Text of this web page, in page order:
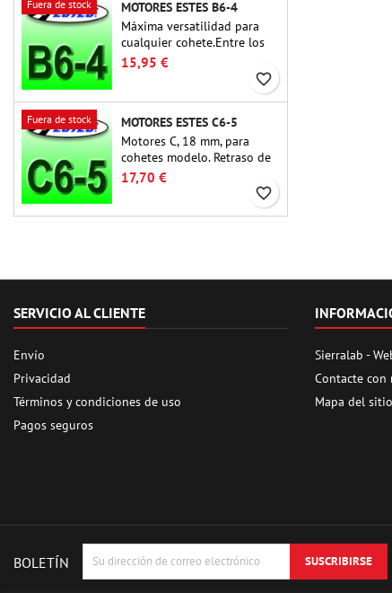
Fuera de stock
MOTORES ESTES B6-4
Máxima versatilidad para
cualquier cohete.Entre los
motores para cohetes más
utilizados hasta la fecha, el
adecuado para la gran
mayoría de cohetes Estes y
similares.
15,95 €
favorite_border
Fuera de stock
MOTORES ESTES C6-5
Motores C, 18 mm, para
cohetes modelo. Retraso de
5 segundos, para cohetes de
una sola etapa.
17,70 €
favorite_border
SERVICIO AL CLIENTE
Envío
Privacidad
Términos y condiciones de uso
Pagos seguros
Sierralab -
Contacte con
Mapa del sitio
BOLETÍN